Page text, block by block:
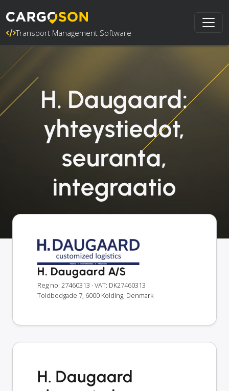
Transport Management Software
H. Daugaard:
yhteystiedot,
seuranta,
integraatio
H. Daugaard A/S
Reg no: 27460313 · VAT: DK27460313
Toldbodgade 7, 6000 Kolding, Denmark
H. Daugaard